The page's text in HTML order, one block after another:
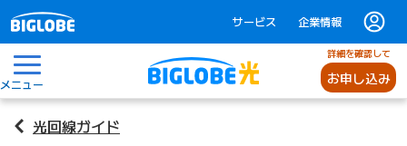
サービス 企業情報
メニュー
詳細を確認して
お申し込み
光回線ガイド